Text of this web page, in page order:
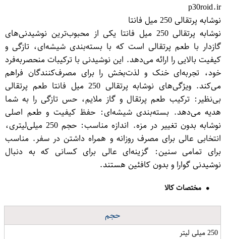
p30roid.ir
نوشابه پرتقالی 250 میل فانتا
نوشابه پرتقالی 250 میل فانتا یکی از محبوب‌ترین نوشیدنی‌های
گازدار با طعم پرتقالی است که با بسته‌بندی شیشه‌ای، تازگی و
کیفیت بالایی را ارائه می‌دهد. این نوشیدنی با ترکیبات منحصر‌به‌فرد
خود، تجربه‌ای خنک و لذت‌بخش را برای مصرف‌کنندگان فراهم
می‌کند. ویژگی‌های نوشابه پرتقالی 250 میل فانتا طعم پرتقالی
بی‌نظیر: ترکیب طعم پرتقال و گاز ملایم، حس تازگی را به شما
هدیه می‌دهد. بسته‌بندی شیشه‌ای: حفظ کیفیت و طعم اصلی
نوشابه بدون تغییر در مزه. اندازه مناسب: حجم 250 میلی‌لیتری،
انتخابی عالی برای مصرف روزانه و همراه داشتن در سفر. مناسب
برای تمامی سنین: گزینه‌ای عالی برای کسانی که به دنبال
نوشیدنی گوارا و بدون کافئین هستند.
مختصات کالا
حجم
250 میلی لیتر